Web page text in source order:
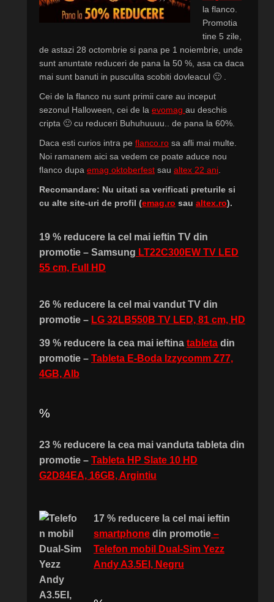
la flanco.
Promotia
tine 5 zile,
de astazi 28 octombrie si pana pe 1 noiembrie, unde
sunt anuntate reduceri de pana la 50 %, asa ca daca
mai sunt banuti in pusculita scobiti dovleacul 🙂 .
Cei de la flanco nu sunt primii care au inceput
sezonul Halloween, cei de la evomag au deschis
cripta 🙂 cu reduceri Buhuhuuuu.. de pana la 60%.
Daca esti curios intra pe flanco.ro sa afli mai multe.
Noi ramanem aici sa vedem ce poate aduce nou
flanco dupa emag oktoberfest sau altex 22 ani
Recomandare: Nu uitati sa verificati preturile si
cu alte site-uri de profil (emag.ro sau altex.ro).
19 % reducere la cel mai ieftin TV din
promotie – Samsung LT22C300EW TV LED
55 cm, Full HD
26 % reducere la cel mai vandut TV din
promotie – LG 32LB550B TV LED, 81 cm, HD
39 % reducere la cea mai ieftina tableta din
promotie – Tableta E-Boda Izzycomm Z77,
4GB, Alb
%
23 % reducere la cea mai vanduta tableta din
promotie – Tableta HP Slate 10 HD
G2D84EA, 16GB, Argintiu
17 % reducere la cel mai ieftin
smartphone din promotie –
Telefon mobil Dual-Sim Yezz
Andy A3.5EI, Negru